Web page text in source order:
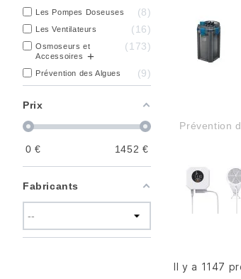
Les Pompes Doseuses 8
Les Ventilateurs 16
Osmoseurs et
Accessoires
173
Prévention des Algues 9
Prix
0 € 1452 €
Fabricants
Prévention
Il y a 1147